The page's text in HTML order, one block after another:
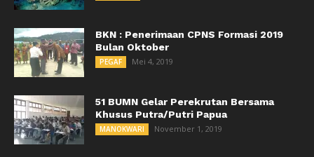
BKN : Penerimaan CPNS Formasi 2019
Bulan Oktober
PEGAF Mei 4, 2019
51 BUMN Gelar Perekrutan Bersama
Khusus Putra/Putri Papua
MANOKWARI November 1, 2019